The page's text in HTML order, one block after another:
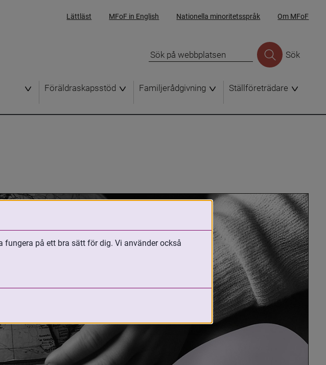
Lättläst MFoF in English Nationella minoritetsspråk Om MFoF
Sök
Föräldraskapsstöd Familjerådgivning Ställföreträdare
på ett bra sätt för dig. Vi använder också